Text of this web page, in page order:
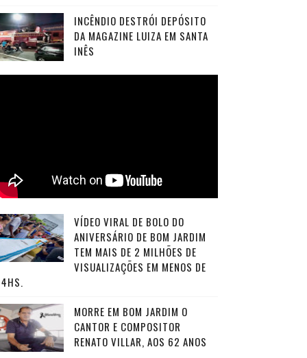
INCÊNDIO DESTRÓI DEPÓSITO
DA MAGAZINE LUIZA EM SANTA
INÊS
VÍDEO VIRAL DE BOLO DO
ANIVERSÁRIO DE BOM JARDIM
TEM MAIS DE 2 MILHÕES DE
VISUALIZAÇÕES EM MENOS DE
MORRE EM BOM JARDIM O
CANTOR E COMPOSITOR
RENATO VILLAR, AOS 62 ANOS